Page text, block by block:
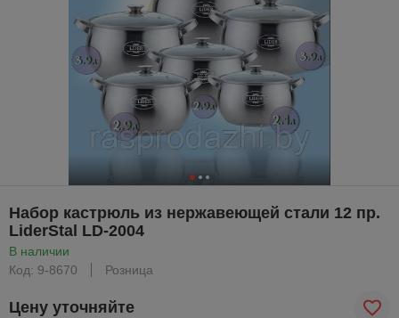
Набор кастрюль из нержавеющей стали 12 пр.
LiderStal LD-2004
В наличии
Код: 9-8670
Розница
Цену уточняйте